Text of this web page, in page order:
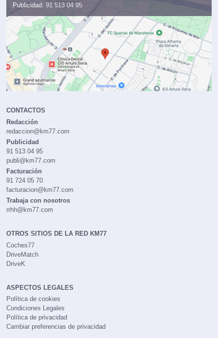
Publicidad: 91 513 04 95
CONTACTOS
Redacción
redaccion@km77.com
Publicidad
91 513 04 95
publi@km77.com
Facturación
91 724 05 70
facturacion@km77.com
Trabaja con nosotros
rrhh@km77.com
OTROS SITIOS DE LA RED KM77
Coches77
DriveMatch
DriveK
ASPECTOS LEGALES
Política de cookies
Condiciones Legales
Política de privacidad
Cambiar preferencias de privacidad